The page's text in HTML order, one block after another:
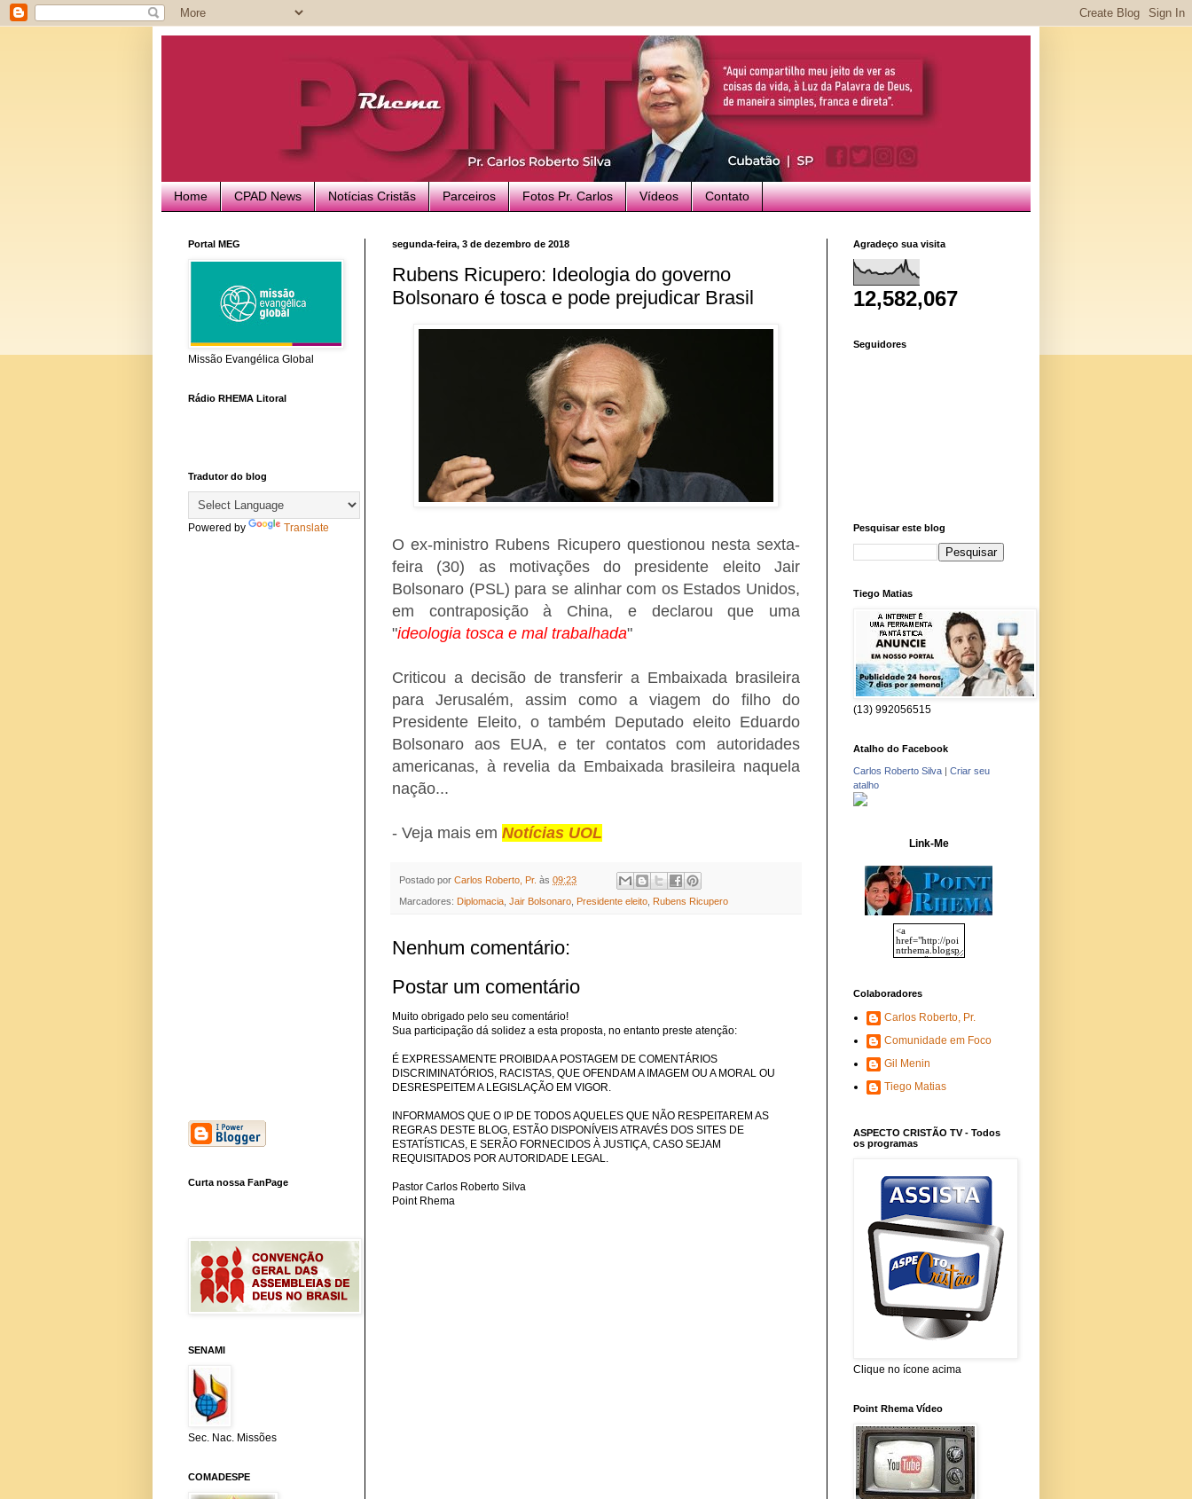
Home CPAD News Notícias Cristãs Parceiros Fotos Pr. Carlos Vídeos Contato
segunda-feira, 3 de dezembro de 2018
Rubens Ricupero: Ideologia do governo
Bolsonaro é tosca e pode prejudicar Brasil
O ex-ministro Rubens Ricupero questionou nesta sexta-
feira (30) as motivações do presidente eleito Jair
Bolsonaro (PSL) para se alinhar com os Estados Unidos,
em contraposição à China, e declarou que uma
"ideologia tosca e mal trabalhada"
Criticou a decisão de transferir a Embaixada brasileira
para Jerusalém, assim como a viagem do filho do
Presidente Eleito, o também Deputado eleito Eduardo
Bolsonaro aos EUA, e ter contatos com autoridades
americanas, à revelia da Embaixada brasileira naquela
nação...
- Veja mais em Notícias UOL
Postado por Carlos Roberto, Pr. às 09:23
Marcadores: Diplomacia Jair Bolsonaro Presidente eleito Rubens Ricupero
Nenhum comentário:
Postar um comentário
Muito obrigado pelo seu comentário!
Sua participação dá solidez a esta proposta, no entanto preste atenção:
É EXPRESSAMENTE PROIBIDA A POSTAGEM DE COMENTÁRIOS
DISCRIMINATÓRIOS, RACISTAS, QUE OFENDAM A IMAGEM OU A MORAL OU
DESRESPEITEM A LEGISLAÇÃO EM VIGOR.
INFORMAMOS QUE O IP DE TODOS AQUELES QUE NÃO RESPEITAREM AS
REGRAS DESTE BLOG, ESTÃO DISPONÍVEIS ATRAVÉS DOS SITES DE
ESTATÍSTICAS, E SERÃO FORNECIDOS À JUSTIÇA, CASO SEJAM
REQUISITADOS POR AUTORIDADE LEGAL.
Pastor Carlos Roberto Silva
Point Rhema
Portal MEG
Missão Evangélica Global
Rádio RHEMA Litoral
Tradutor do blog
Powered by Translate
Curta nossa FanPage
SENAMI
Sec. Nac. Missões
COMADESPE
Agradeço sua visita
12,582,067
Seguidores
Pesquisar este blog
Tiego Matias
(13) 992056515
Atalho do Facebook
Carlos Roberto Silva | Criar seu
atalho
Link-Me
Colaboradores
Carlos Roberto, Pr.
Comunidade em Foco
Gil Menin
Tiego Matias
ASPECTO CRISTÃO TV - Todos
os programas
Clique no ícone acima
Point Rhema Vídeo